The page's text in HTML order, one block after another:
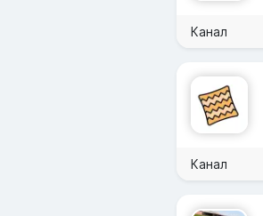
Канал
Канал